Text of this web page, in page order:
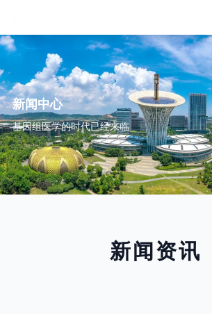
新闻中心
基因组医学的时代已经来临
新闻资讯